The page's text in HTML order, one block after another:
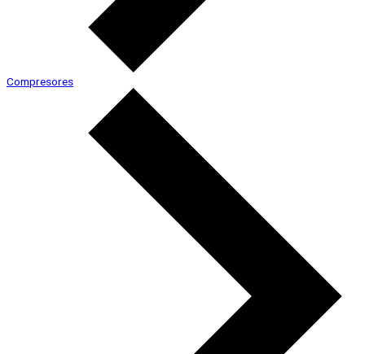
Compresores